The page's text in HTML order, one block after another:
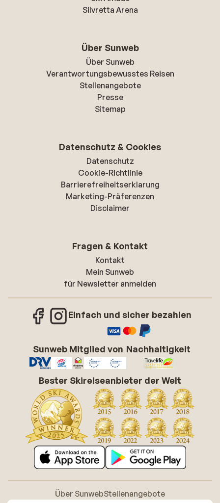
Silvretta Arena
Über Sunweb
Über Sunweb
Verantwortungsbewusstes Reisen
Stellenangebote
Presse
Sitemap
Datenschutz & Cookies
Datenschutz
Cookie-Richtlinie
Barrierefreiheitserklarung
Marketing-Präferenzen
Disclaimer
Fragen & Kontakt
Kontakt
Mein Sunweb
für Newsletter anmelden
Einfach und sicher bezahlen
Sunweb Mitglied von Nachhaltigkeit
Bester Skireiseanbieter der Welt
Über SunwebStellenangebote